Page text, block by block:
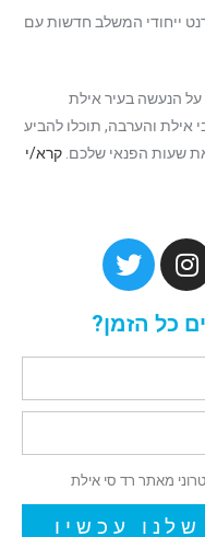
ייחודי המשלב חדשות עם
על הנעשה בעיר אילת
אילת והערבה, תוכלו להביע
שעות הפנאי שלכם. קרא/י
כל הזמן?
מאתר רד סי אילת
עכשיו